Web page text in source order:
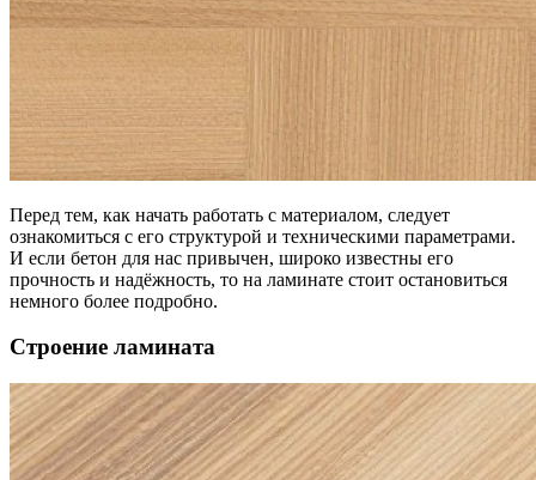
Перед тем, как начать работать с материалом, следует
ознакомиться с его структурой и техническими параметрами.
И если бетон для нас привычен, широко известны его
прочность и надёжность, то на ламинате стоит остановиться
немного более подробно.
Строение ламината